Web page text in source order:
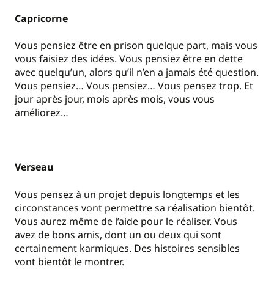
Capricorne
Vous pensiez être en prison quelque part, mais vous
vous faisiez des idées. Vous pensiez être en dette
avec quelqu’un, alors qu’il n’en a jamais été question.
Vous pensiez… Vous pensiez… Vous pensez trop. Et
jour après jour, mois après mois, vous vous
améliorez…
Verseau
Vous pensez à un projet depuis longtemps et les
circonstances vont permettre sa réalisation bientôt.
Vous aurez même de l’aide pour le réaliser. Vous
avez de bons amis, dont un ou deux qui sont
certainement karmiques. Des histoires sensibles
vont bientôt le montrer.